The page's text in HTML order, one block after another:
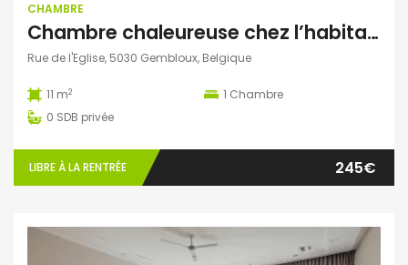
CHAMBRE
Chambre chaleureuse chez l’habitant
Rue de l'Eglise, 5030 Gembloux, Belgique
11 m2 1 Chambre
0 SDB privée
LIBRE À LA RENTRÉE 245€